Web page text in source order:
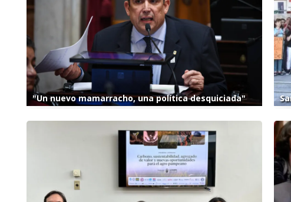
"Un nuevo mamarracho, una política desquiciada"